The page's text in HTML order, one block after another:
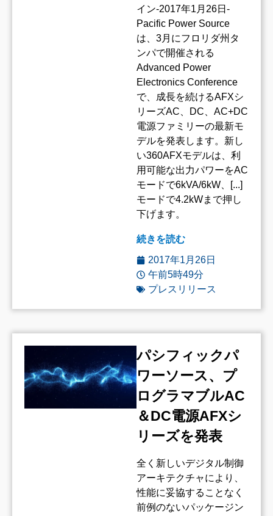
イン-2017年1月26日-
Pacific Power Source
は、3月にフロリダ州タ
ンパで開催される
Advanced Power
Electronics Conference
で、成長を続けるAFXシ
リーズAC、DC、AC+DC
電源ファミリーの最新モ
デルを発表します。新し
い360AFXモデルは、利
用可能な出力パワーをAC
モードで6kVA/6kW、[...]
モードで4.2kWまで押し
下げます。
続きを読む
2017年1月26日
午前5時49分
プレスリリース
パシフィックパ
ワーソース、プ
ログラマブルAC
＆DC電源AFXシ
リーズを発表
全く新しいデジタル制御
アーキテクチャにより、
性能に妥協することなく
前例のないパッケージン